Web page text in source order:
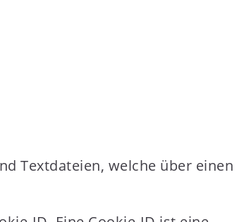
Textdateien, welche über einen